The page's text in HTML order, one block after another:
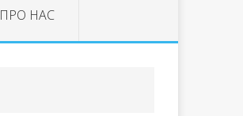
ПРО НАС